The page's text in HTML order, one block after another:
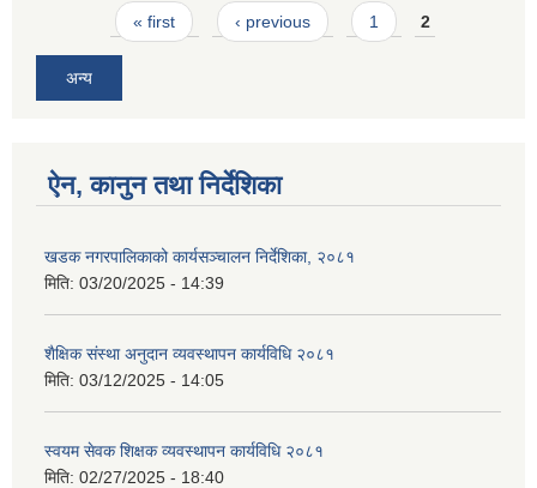
Pages« first ‹ previous 1 2
अन्य
ऐन, कानुन तथा निर्देशिका
खडक नगरपालिकाको कार्यसञ्चालन निर्देशिका, २०८१
मिति: 03/20/2025 - 14:39
शैक्षिक संस्था अनुदान व्यवस्थापन कार्यविधि २०८१
मिति: 03/12/2025 - 14:05
स्वयम सेवक शिक्षक व्यवस्थापन कार्यविधि २०८१
मिति: 02/27/2025 - 18:40